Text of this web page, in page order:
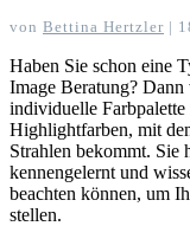
von Bettina Hertzler |
Haben Sie schon eine
Image Beratung?
individuelle
Highlightfarben, mit
Strahlen bekommt.
kennengelernt und
beachten können, um
stellen.